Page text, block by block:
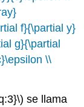
f}{\partial y}
g}{\partial
\\
se llama